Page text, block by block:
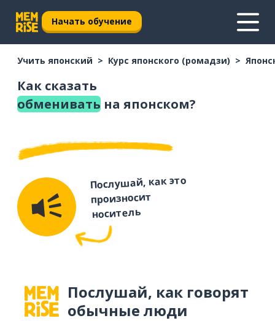
Начать обучение
Учить японский Курс японского (ромадзи)
Как сказать
обменивать на японском?
Послушай, как это
произносит
носитель
Послушай, как говорят
обычные люди